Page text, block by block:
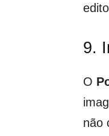
9.
O
não